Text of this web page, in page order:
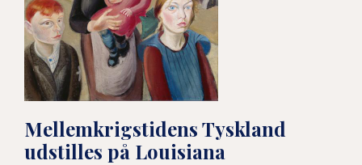
Mellemkrigstidens Tyskland
udstilles på Louisiana